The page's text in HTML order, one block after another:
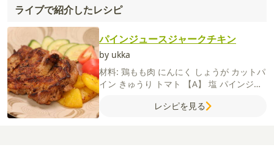
ライブで紹介したレシピ
パインジュースジャークチキン
by ukka
材料: 鶏もも肉 にんにく しょうが カットパ
イン きゅうり トマト 【A】 塩 パインジュ
こしょうレシピを見る